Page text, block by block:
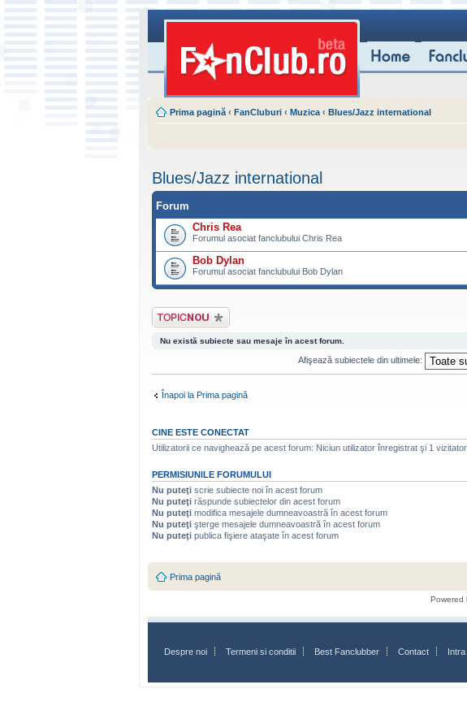
Prima pagină ‹ FanCluburi ‹ Muzica ‹ Blues/Jazz international
Blues/Jazz international
Forum
Chris Rea
Forumul asociat fanclubului Chris Rea
Bob Dylan
Forumul asociat fanclubului Bob Dylan
Scrie un subiect
nou
Nu există subiecte sau mesaje în acest forum.
Afişează subiectele din ultimele:
Înapoi la Prima pagină
CINE ESTE CONECTAT
Utilizatorii ce navighează pe acest forum: Niciun utilizator înregistrat şi 1 vizitator
PERMISIUNILE FORUMULUI
Nu puteţi scrie subiecte noi în acest forum
Nu puteţi răspunde subiectelor din acest forum
Nu puteţi modifica mesajele dumneavoastră în acest forum
Nu puteţi şterge mesajele dumneavoastră în acest forum
Nu puteţi publica fişiere ataşate în acest forum
Prima pagină
Powered
Despre noi Termeni si conditii Best Fanclubber Contact